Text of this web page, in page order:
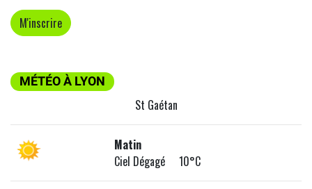
MÉTÉO À LYON
St Gaétan
Matin
Ciel Dégagé 10°C